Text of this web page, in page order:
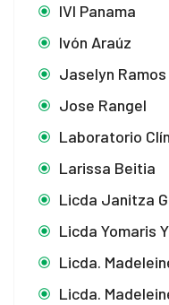
IVI Panama
Ivón Araúz
Jaselyn Ramos
Jose Rangel
Laboratorio
Larissa Beitia
Licda Janitza
Licda Yomaris
Licda.
Licda.